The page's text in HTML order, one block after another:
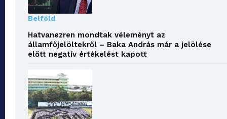
Belföld
Hatvanezren mondtak véleményt az
államfőjelöltekről – Baka András már a jelölése
előtt negatív értékelést kapott